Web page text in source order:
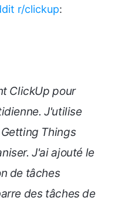
r/clickup:
ClickUp pour
J'utilise
Things
J'ai ajouté le
de tâches
des tâches de